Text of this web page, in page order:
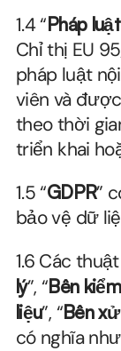
1.4 “Pháp
Chỉ thị EU
pháp luật
viên và
theo thời
triển khai
1.5 “GDPR”
bảo vệ dữ
1.6 Các
lý”, “Bên
liệu”, “Bên
có nghĩa